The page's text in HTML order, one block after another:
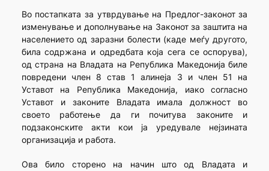
Во постапката за утврдување на Предлог-законот за
изменување и дополнување на Законот за заштита на
населението од заразни болести (каде меѓу другото,
била содржана и одредбата која сега се оспорува),
од страна на Владата на Република Македонија биле
повредени член 8 став 1 алинеја 3 и член 51 на
Уставот на Република Македонија, иако согласно
Уставот и законите Владата имала должност во
своето работење да ги почитува законите и
подзаконските акти кои ја уредувале нејзината
организација и работа.
Ова било сторено на начин што од Владата и